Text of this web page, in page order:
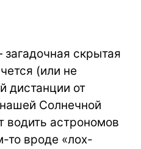
скрытая
(или не
дистанции от
Солнечной
водить астрономов
то вроде «лох-